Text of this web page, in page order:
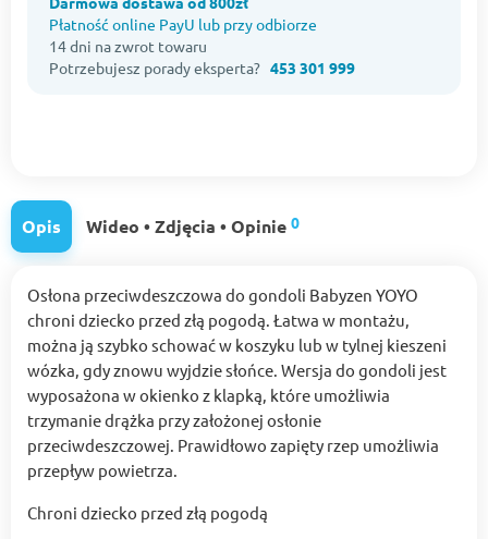
Płatność online PayU lub przy odbiorze
14 dni na zwrot towaru
Potrzebujesz porady eksperta? 453 301 999
Opis Wideo • Zdjęcia • Opinie 0
Osłona przeciwdeszczowa do gondoli Babyzen YOYO
chroni dziecko przed złą pogodą. Łatwa w montażu,
można ją szybko schować w koszyku lub w tylnej kieszeni
wózka, gdy znowu wyjdzie słońce. Wersja do gondoli jest
wyposażona w okienko z klapką, które umożliwia
trzymanie drążka przy założonej osłonie
przeciwdeszczowej. Prawidłowo zapięty rzep umożliwia
przepływ powietrza.
Chroni dziecko przed złą pogodą